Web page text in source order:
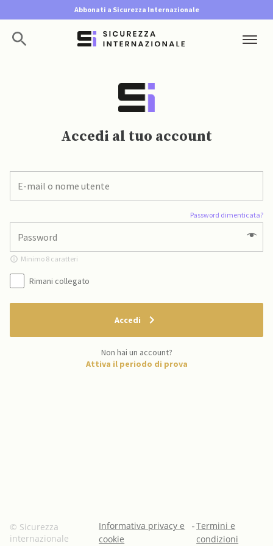
Abbonati a Sicurezza Internazionale
Accedi al tuo account
Password dimenticata?
Minimo 8 caratteri
Rimani collegato
Accedi
Non hai un account?
Attiva il periodo di prova
© Sicurezza
internazionale
Informativa privacy e
cookie
-Termini e
condizioni